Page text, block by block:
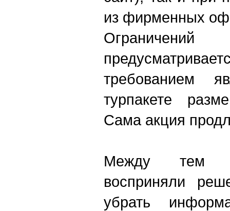
из фирменных
требованием
турпакете
Сама акция
Между тем
восприняли
убрать